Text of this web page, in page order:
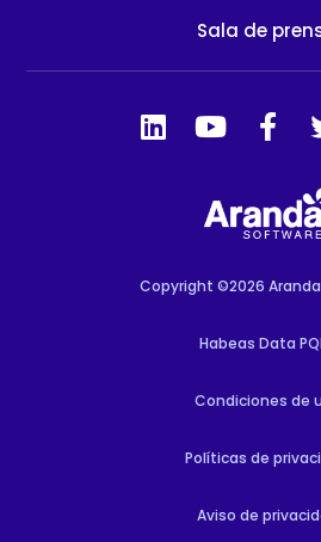
Sala de
Copyright ©2026
Habeas Data
Condiciones de
Políticas de
Aviso de